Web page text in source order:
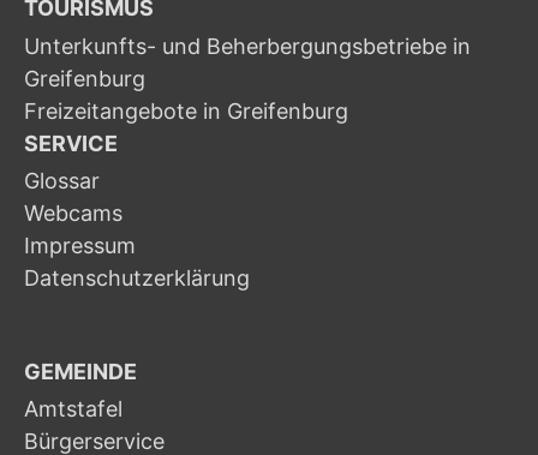
TOURISMUS
Unterkunfts- und Beherbergungsbetriebe in
Greifenburg
Freizeitangebote in Greifenburg
SERVICE
Glossar
Webcams
Impressum
Datenschutzerklärung
GEMEINDE
Amtstafel
Bürgerservice